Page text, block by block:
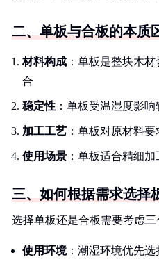
二、单板与合板的本质
材料构成 ：单板是整块木
合
稳定性 ：单板受温湿度影
加工工艺 ：单板对原材料
使用场景 ：单板适合精细
三、如何根据需求选择
选择单板还是合板需要考虑三
使用环境：潮湿环境优先选